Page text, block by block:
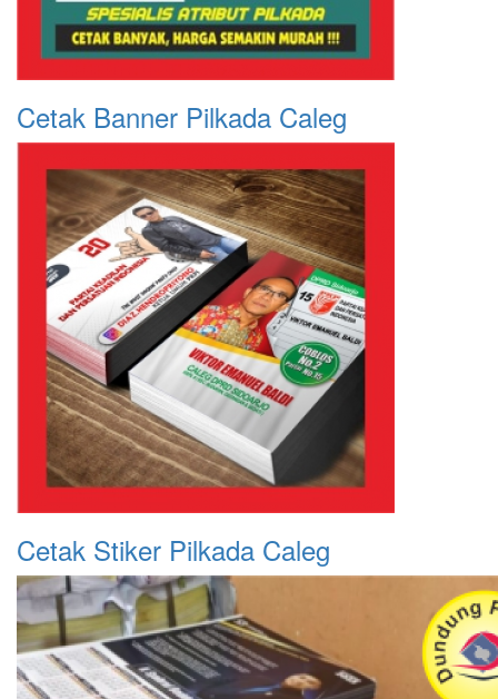
Cetak Banner Pilkada Caleg
Cetak Stiker Pilkada Caleg